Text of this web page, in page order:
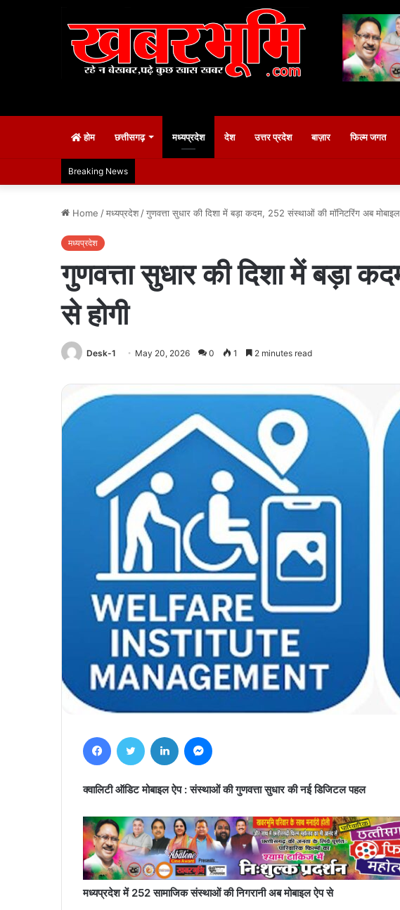
होम छत्तीसगढ़ मध्यप्रदेश देश उत्तर प्रदेश बाज़ार फिल्म जगत
Breaking News
Home /मध्यप्रदेश /गुणवत्ता सुधार की दिशा में बड़ा कदम, 252 संस्थाओं की मॉनिटरिंग अब
मध्यप्रदेश
गुणवत्ता सुधार की दिशा में बड़ा
से होगी
Desk-1 May 20, 2026 0 1 2 minutes read
क्वालिटी ऑडिट मोबाइल ऐप : संस्थाओं की गुणवत्ता सुधार की नई डिजिटल पहल
मध्यप्रदेश में 252 सामाजिक संस्थाओं की निगरानी अब मोबाइल ऐप से